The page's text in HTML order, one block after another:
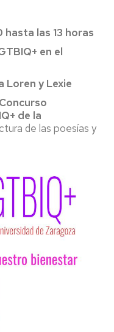
hasta las 13 horas
en el
Loren y Lexie
de la
de las poesías y